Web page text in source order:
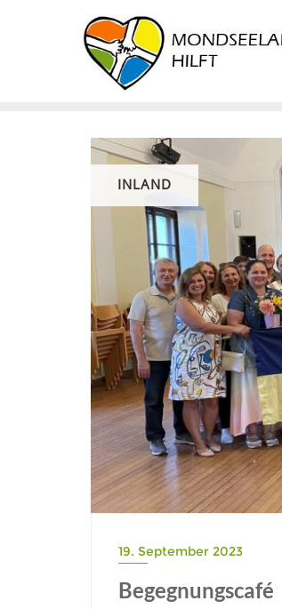
INLAND
19. September 2023
Begegnungscafé